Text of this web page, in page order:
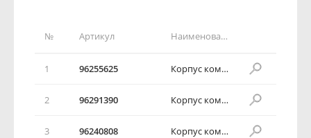
№ Артикул Наименование детали
1 96255625 Корпус комбинации приборов в сборе
2 96291390 Корпус комбинации приборов в сборе
3 96240808 Корпус комбинации приборов в сборе